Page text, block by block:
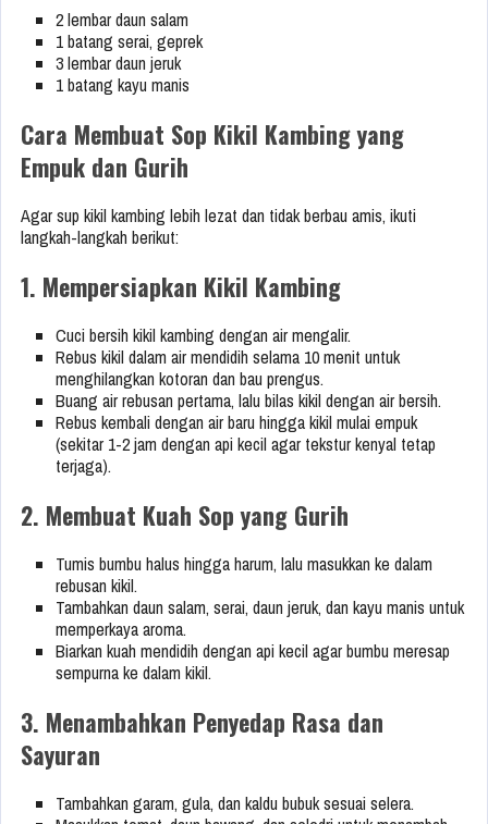
2 lembar daun salam
1 batang serai, geprek
3 lembar daun jeruk
1 batang kayu manis
Cara Membuat Sop Kikil Kambing yang
Empuk dan Gurih
Agar sup kikil kambing lebih lezat dan tidak berbau amis, ikuti
langkah-langkah berikut:
1. Mempersiapkan Kikil Kambing
Cuci bersih kikil kambing dengan air mengalir.
Rebus kikil dalam air mendidih selama 10 menit untuk
menghilangkan kotoran dan bau prengus.
Buang air rebusan pertama, lalu bilas kikil dengan air bersih.
Rebus kembali dengan air baru hingga kikil mulai empuk
(sekitar 1-2 jam dengan api kecil agar tekstur kenyal tetap
terjaga).
2. Membuat Kuah Sop yang Gurih
Tumis bumbu halus hingga harum, lalu masukkan ke dalam
rebusan kikil.
Tambahkan daun salam, serai, daun jeruk, dan kayu manis untuk
memperkaya aroma.
Biarkan kuah mendidih dengan api kecil agar bumbu meresap
sempurna ke dalam kikil.
3. Menambahkan Penyedap Rasa dan
Sayuran
Tambahkan garam, gula, dan kaldu bubuk sesuai selera.